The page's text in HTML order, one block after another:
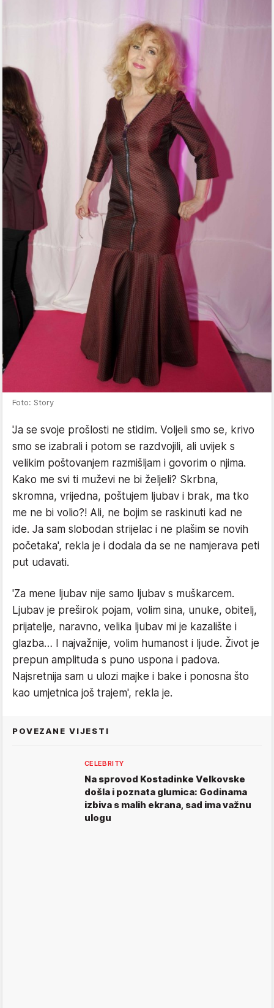
Foto: Story
'Ja se svoje prošlosti ne stidim. Voljeli smo se, krivo
smo se izabrali i potom se razdvojili, ali uvijek s
velikim poštovanjem razmišljam i govorim o njima.
Kako me svi ti muževi ne bi željeli? Skrbna,
skromna, vrijedna, poštujem ljubav i brak, ma tko
me ne bi volio?! Ali, ne bojim se raskinuti kad ne
ide. Ja sam slobodan strijelac i ne plašim se novih
početaka', rekla je i dodala da se ne namjerava peti
put udavati.
'Za mene ljubav nije samo ljubav s muškarcem.
Ljubav je preširok pojam, volim sina, unuke, obitelj,
prijatelje, naravno, velika ljubav mi je kazalište i
glazba… I najvažnije, volim humanost i ljude. Život je
prepun amplituda s puno uspona i padova.
Najsretnija sam u ulozi majke i bake i ponosna što
kao umjetnica još trajem', rekla je.
POVEZANE VIJESTI
CELEBRITY
Na sprovod Kostadinke Velkovske
došla i poznata glumica: Godinama
izbiva s malih ekrana, sad ima važnu
ulogu